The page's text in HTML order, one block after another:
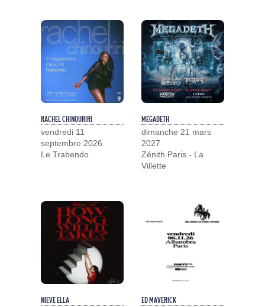
RACHEL CHINOURIRI
vendredi 11
septembre 2026
Le Trabendo
MEGADETH
dimanche 21 mars
2027
Zénith Paris - La
Villette
NIEVE ELLA
ED MAVERICK